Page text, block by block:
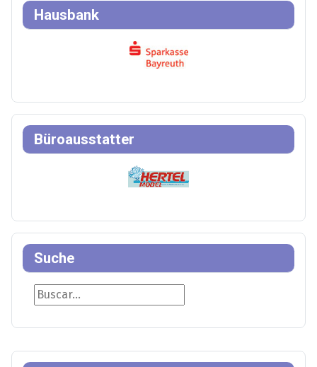
Hausbank
Büroausstatter
Suche
Suche